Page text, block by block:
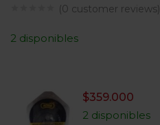
(0 customer reviews)
2 disponibles
$359.000
2 disponibles